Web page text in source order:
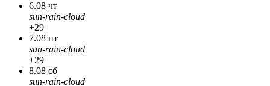
6.08 чт
sun-rain-cloud
+29
7.08 пт
sun-rain-cloud
+29
8.08 сб
sun-rain-cloud